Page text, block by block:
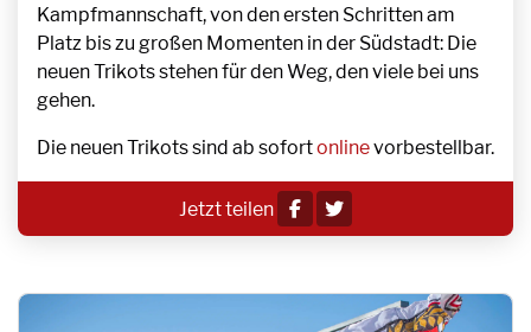
Kampfmannschaft, von den ersten Schritten am
Platz bis zu großen Momenten in der Südstadt: Die
neuen Trikots stehen für den Weg, den viele bei uns
gehen.
Die neuen Trikots sind ab sofortonlinevorbestellbar.
Jetzt teilen